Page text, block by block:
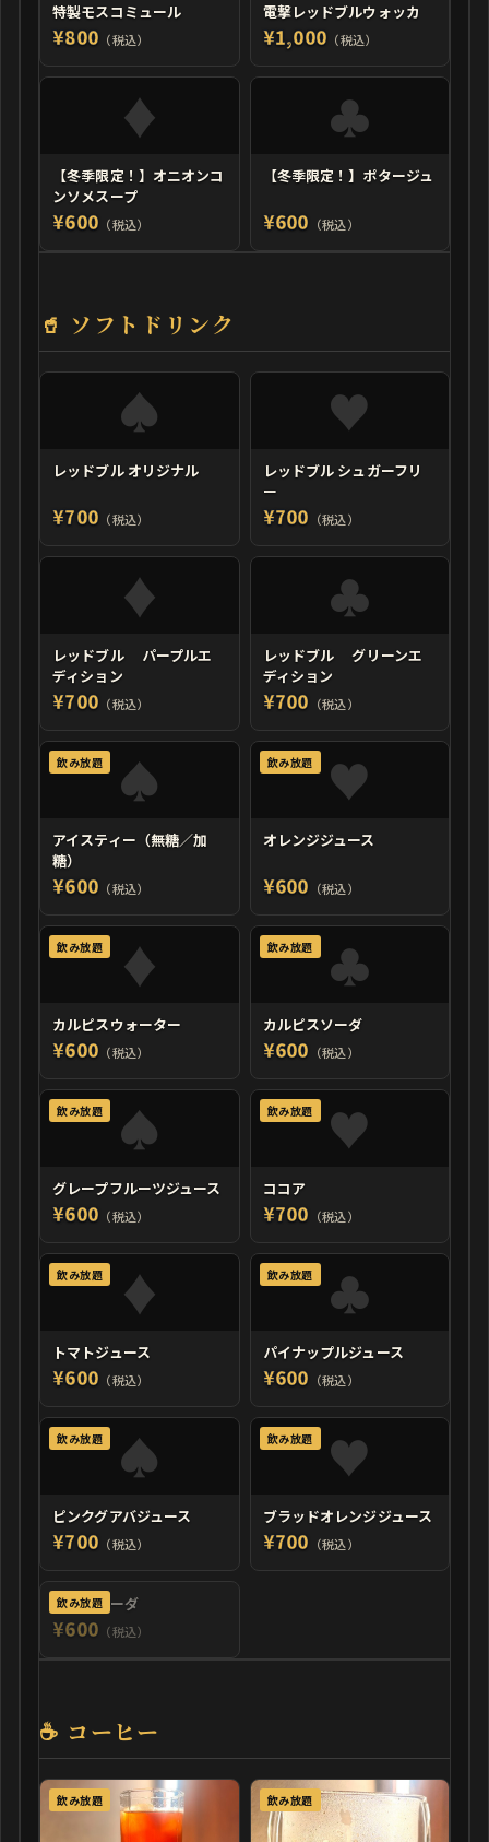
特製モスコミュール
¥800 （税込）
電撃レッドブルウォッカ
¥1,000 （税込）
【冬季限定！】オニオンコ
ンソメスープ
¥600 （税込）
【冬季限定！】ポタージュ
¥600 （税込）
🥤 ソフトドリンク
レッドブル オリジナル
¥700 （税込）
レッドブル シュガーフリ
ー
¥700 （税込）
レッドブル パープルエ
ディション
¥700 （税込）
レッドブル グリーンエ
ディション
¥700 （税込）
飲み放題
アイスティー（無糖／加
糖）
¥600 （税込）
飲み放題
オレンジジュース
¥600 （税込）
飲み放題
カルピスウォーター
¥600 （税込）
飲み放題
カルピスソーダ
¥600 （税込）
飲み放題
グレープフルーツジュース
¥600 （税込）
飲み放題
ココア
¥700 （税込）
飲み放題
トマトジュース
¥600 （税込）
飲み放題
パイナップルジュース
¥600 （税込）
飲み放題
ピンクグアバジュース
¥700 （税込）
飲み放題
ブラッドオレンジジュース
¥700 （税込）
飲み放題
ラムネソーダ
¥600 （税込）
☕ コーヒー
飲み放題 飲み放題